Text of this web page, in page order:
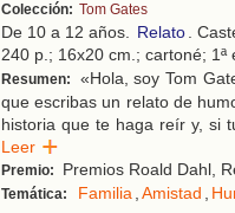
Colección: Tom Gates
De 10 a 12 años. Relato.
240 p.; 16x20 cm.; cartoné; 1ª
Resumen:
«Hola, soy Tom
que escribas un relato de
historia que te haga reír y, si
Leer
Premio: Premios Roald Dahl,
Temática: Familia,Amistad ,